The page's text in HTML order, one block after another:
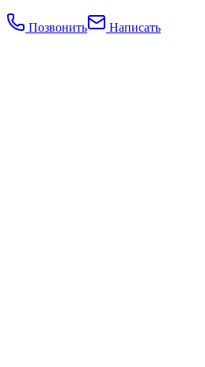
Позвонить Написать